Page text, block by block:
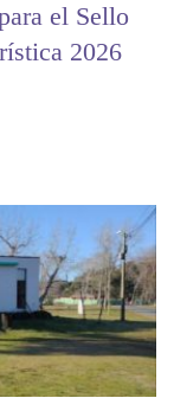
el Sello
2026